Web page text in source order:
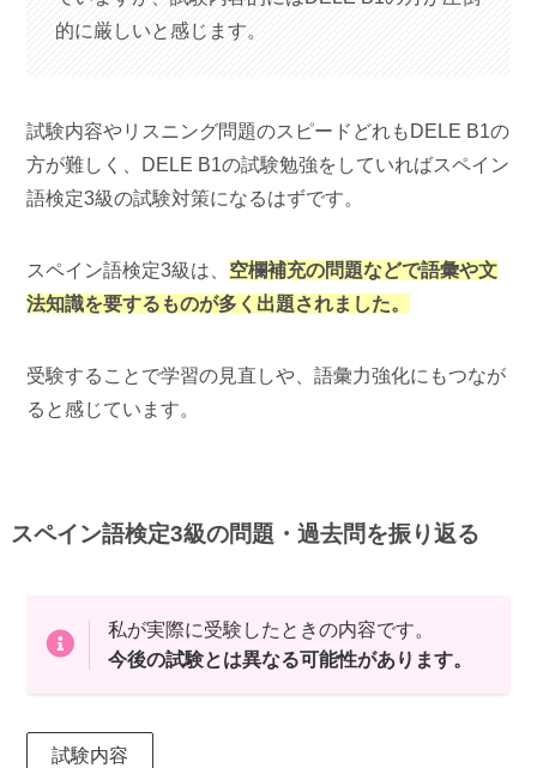
的に厳しいと感じます。
試験内容やリスニング問題のスピードどれもDELE B1の
方が難しく、DELE B1の試験勉強をしていればスペイン
語検定3級の試験対策になるはずです。
スペイン語検定3級は、 空欄補充の問題などで語彙や文
法知識を要するものが多く出題されました。
受験することで学習の見直しや、語彙力強化にもつなが
ると感じています。
スペイン語検定3級の問題・過去問を振り返る
私が実際に受験したときの内容です。
今後の試験とは異なる可能性があります。
試験内容